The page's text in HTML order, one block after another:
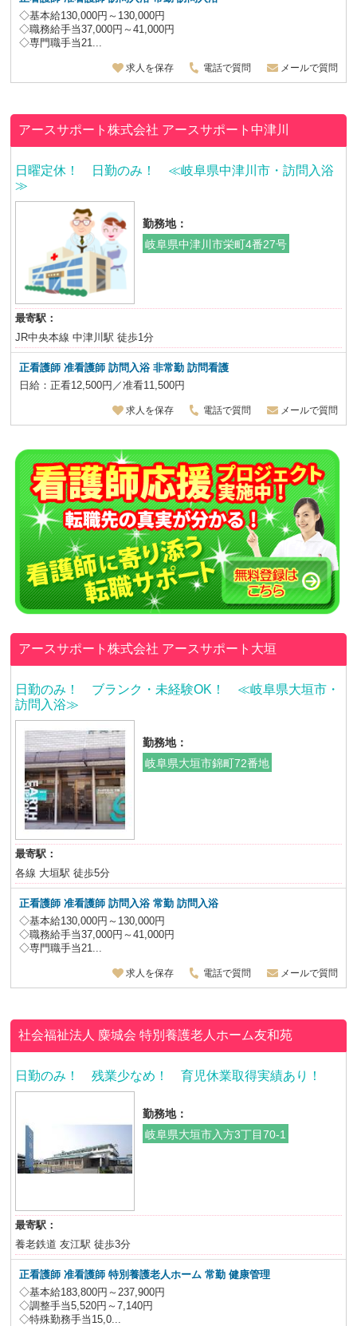
◇基本給130,000円～130,000円
◇職務給手当37,000円～41,000円
◇専門職手当21...
求人を保存 電話で質問 メールで質問
アースサポート株式会社 アースサポート中津川
日曜定休！ 日勤のみ！ ≪岐阜県中津川市・訪問入浴
≫
勤務地：
岐阜県中津川市栄町4番27号
最寄駅：
JR中央本線 中津川駅 徒歩1分
正看護師 准看護師 訪問入浴 非常勤 訪問看護
日給：正看12,500円／准看11,500円
求人を保存 電話で質問 メールで質問
アースサポート株式会社 アースサポート大垣
日勤のみ！ ブランク・未経験OK！ ≪岐阜県大垣市・
訪問入浴≫
勤務地：
岐阜県大垣市錦町72番地
最寄駅：
各線 大垣駅 徒歩5分
正看護師 准看護師 訪問入浴 常勤 訪問入浴
◇基本給130,000円～130,000円
◇職務給手当37,000円～41,000円
◇専門職手当21...
求人を保存 電話で質問 メールで質問
社会福祉法人 麋城会特別養護老人ホーム友和苑
日勤のみ！ 残業少なめ！ 育児休業取得実績あり！
勤務地：
岐阜県大垣市入方3丁目70-1
最寄駅：
養老鉄道 友江駅 徒歩3分
正看護師 准看護師特別養護老人ホーム常勤 健康管理
◇基本給183,800円～237,900円
◇調整手当5,520円～7,140円
◇特殊勤務手当15,0...